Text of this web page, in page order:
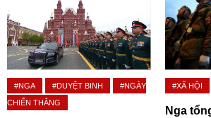
#NGA #DUYỆT BINH
#NGÀY
CHIẾN THẮNG
#XÃ HỘI
Nga